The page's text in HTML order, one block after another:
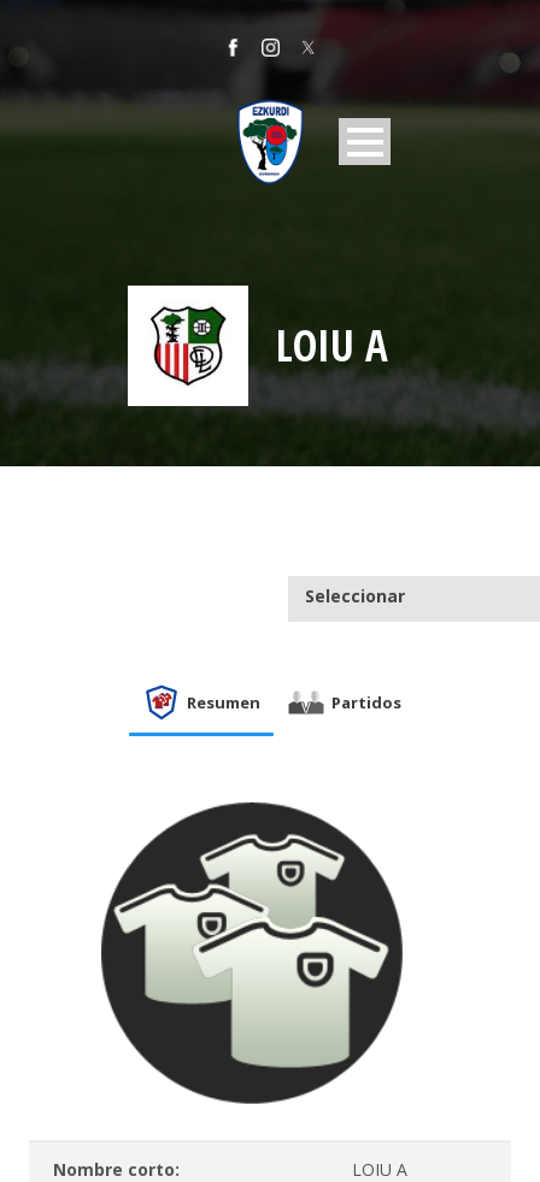
LOIU A
Seleccionar
Resumen Partidos
Nombre corto: LOIU A